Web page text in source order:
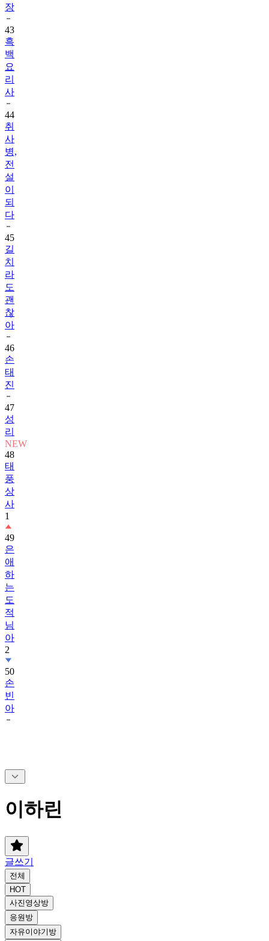
장
43
흑
백
요
리
사
44
취
사
병,
전
설
이
되
다
45
길
치
라
도
괜
찮
아
46
손
태
진
47
성
리
NEW
48
태
풍
상
사
1
49
은
애
하
는
도
적
님
아
2
50
손
빈
아
이하린
글쓰기
전체
HOT
사진영상방
응원방
자유이야기방